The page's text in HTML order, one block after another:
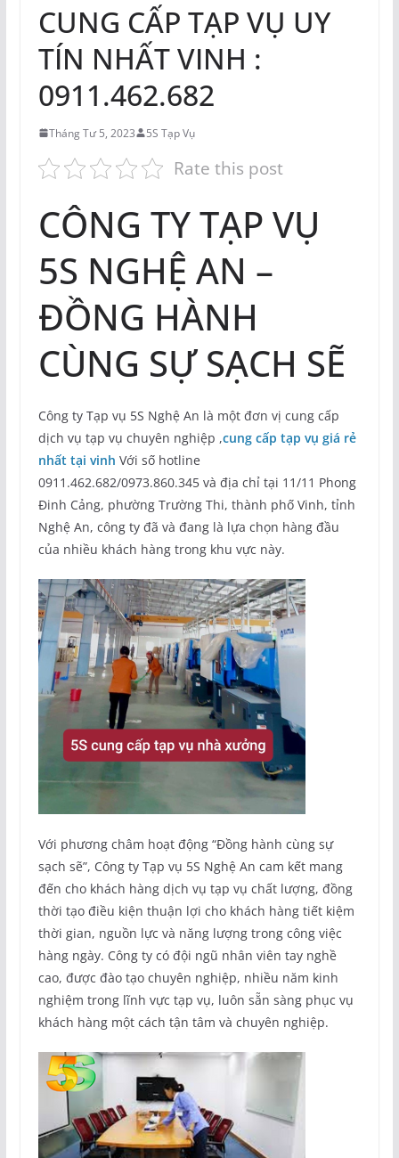
CUNG CẤP TẠP VỤ UY
TÍN NHẤT VINH :
0911.462.682
Tháng Tư 5, 2023 5S Tạp Vụ
Rate this post
CÔNG TY TẠP VỤ
5S NGHỆ AN –
ĐỒNG HÀNH
CÙNG SỰ SẠCH SẼ
Công ty Tạp vụ 5S Nghệ An là một đơn vị cung cấp
dịch vụ tạp vụ chuyên nghiệp ,cung cấp tạp vụ giá rẻ
nhất tại vinh Với số hotline
0911.462.682/0973.860.345 và địa chỉ tại 11/11 Phong
Đinh Cảng, phường Trường Thi, thành phố Vinh, tỉnh
Nghệ An, công ty đã và đang là lựa chọn hàng đầu
của nhiều khách hàng trong khu vực này.
Với phương châm hoạt động “Đồng hành cùng sự
sạch sẽ”, Công ty Tạp vụ 5S Nghệ An cam kết mang
đến cho khách hàng dịch vụ tạp vụ chất lượng, đồng
thời tạo điều kiện thuận lợi cho khách hàng tiết kiệm
thời gian, nguồn lực và năng lượng trong công việc
hàng ngày. Công ty có đội ngũ nhân viên tay nghề
cao, được đào tạo chuyên nghiệp, nhiều năm kinh
nghiệm trong lĩnh vực tạp vụ, luôn sẵn sàng phục vụ
khách hàng một cách tận tâm và chuyên nghiệp.